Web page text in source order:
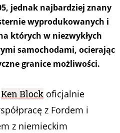
jednak najbardziej znany
wyprodukowanych i
których w niezwykłych
samochodami, ocierając
granice możliwości.
Ken Block oficjalnie
z Fordem i
z niemieckim